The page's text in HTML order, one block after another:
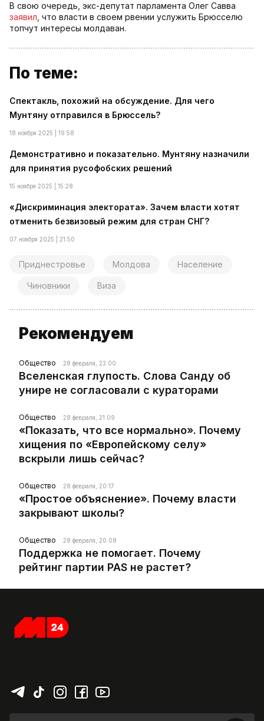
В свою очередь, экс-депутат парламента Олег Савва
заявил , что власти в своем рвении услужить Брюсселю
топчут интересы молдаван.
По теме:
Спектакль, похожий на обсуждение. Для чего
Мунтяну отправился в Брюссель?
18 ноября 2025 | 19:58
Демонстративно и показательно. Мунтяну назначили
для принятия русофобских решений
15 ноября 2025 | 15:28
«Дискриминация электората». Зачем власти хотят
отменить безвизовый режим для стран СНГ?
07 ноября 2025 | 21:50
Приднестровье Молдова Население
Чиновники Виза
Рекомендуем
Общество 28 февраля, 23:00
Вселенская глупость. Слова Санду об
унире не согласовали с кураторами
Общество 28 февраля, 21:09
«Показать, что все нормально». Почему
хищения по «Европейскому селу»
вскрыли лишь сейчас?
Общество 28 февраля, 20:17
«Простое объяснение». Почему власти
закрывают школы?
Общество 28 февраля, 20:08
Поддержка не помогает. Почему
рейтинг партии PAS не растет?